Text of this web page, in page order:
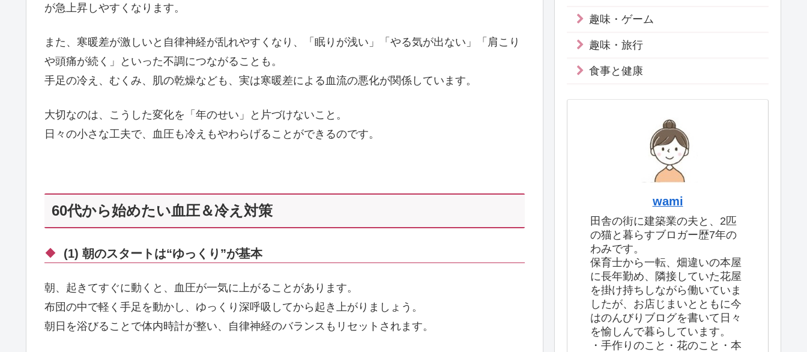
が急上昇しやすくなります。
また、寒暖差が激しいと自律神経が乱れやすくなり、「眠りが浅い」「やる気が出ない」「肩こり
や頭痛が続く」といった不調につながることも。
手足の冷え、むくみ、肌の乾燥なども、実は寒暖差による血流の悪化が関係しています。
大切なのは、こうした変化を「年のせい」と片づけないこと。
日々の小さな工夫で、血圧も冷えもやわらげることができるのです。
60代から始めたい血圧＆冷え対策
(1) 朝のスタートは“ゆっくり”が基本
朝、起きてすぐに動くと、血圧が一気に上がることがあります。
布団の中で軽く手足を動かし、ゆっくり深呼吸してから起き上がりましょう。
朝日を浴びることで体内時計が整い、自律神経のバランスもリセットされます。
趣味・ゲーム
趣味・旅行
食事と健康
wami
田舎の街に建築業の夫と、2匹
の猫と暮らすブロガー歴7年の
わみです。
保育士から一転、畑違いの本屋
に長年勤め、隣接していた花屋
を掛け持ちしながら働いていま
したが、お店じまいとともに今
はのんびりブログを書いて日々
を愉しんで暮らしています。
・手作りのこと・花のこと・本